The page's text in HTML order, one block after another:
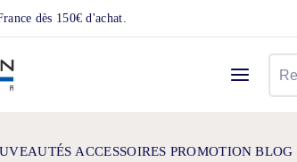
dès 150€ d'achat.
ACCESSOIRES PROMOTION BLOG